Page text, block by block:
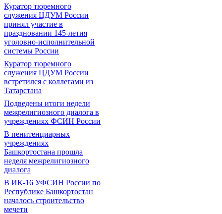
Куратор тюремного
служения ЦДУМ России
принял участие в
праздновании 145-летия
уголовно-исполнительной
системы России
Куратор тюремного
служения ЦДУМ России
встретился с коллегами из
Татарстана
Подведены итоги недели
межрелигиозного диалога в
учреждениях ФСИН России
В пенитенциарных
учреждениях
Башкортостана прошла
неделя межрелигиозного
диалога
В ИК-16 УФСИН России по
Республике Башкортостан
началось строительство
мечети